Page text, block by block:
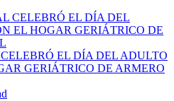
EL DÍA DEL ADULTO
GERIÁTRICO DE ARMERO